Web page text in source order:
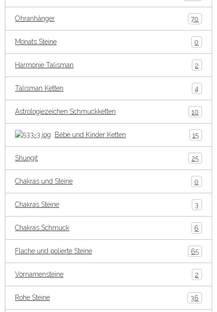
Ohranhänger 70
Monats Steine 0
Harmonie Talisman 2
Talisman Ketten 4
Astrologiezeichen Schmuckketten 10
Bébé und Kinder Ketten 15
Shungit 25
Chakras und Steine 0
Chakras Steine 3
Chakras Schmuck 6
Flache und polierte Steine 65
Vornamensteine 2
Rohe Steine 36